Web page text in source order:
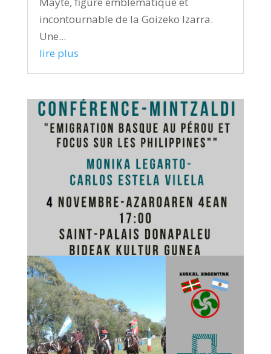
incontournable de la Goizeko Izarra.
Une...
lire plus